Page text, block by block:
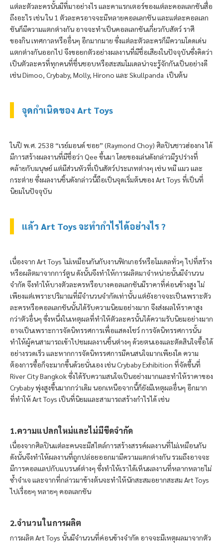
แต่ละตัวละครนั้นมีที่มาอย่างไร และคาแรกเตอร์ของแต่ละคอลเลกชันสื่อ
ถึงอะไร เช่น ใน 1 ตัวละครอาจจะมีหลายคอลเลกชัน และแต่ละคอลเลก
ชันก็มีความแตกต่างกัน อาจจะทำเป็นคอลเลกชันเกี่ยวกับสัตว์ ราศี
ของกิน เทศกาลหรืออื่นๆ อีกมากมาย ซึ่งแต่ละตัวละครก็มีความโดดเด่น
แตกต่างกันออกไป จึงขอยกตัวอย่างผลงานที่มีชื่อเสียงในปัจจุบันซึ่งคิดว่า
เป็นตัวละครที่ทุกคนที่ชื่นชอบหรือสะสมโมเดลน่าจะรู้จักกันเป็นอย่างดี
เช่น Dimoo, Crybaby, Molly, Hirono และ Skullpanda เป็นต้น
จุดกำเนิดของ Art Toys
ในปี พ.ศ. 2538 “เรย์มอนด์ ชอย” (Raymond Choy) ศิลปินชาวฮ่องกง ได้
มีการสร้างผลงานที่มีชื่อว่า Qee ขึ้นมา โดยของเล่นดังกล่าวมีรูปร่างที่
คล้ายกับมนุษย์ แต่มีส่วนหัวที่เป็นสัตว์ประเภทต่างๆ เช่น หมี แมว และ
กระต่าย ซึ่งผลงานชิ้นดังกล่าวนี้ถือเป็นจุดเริ่มต้นของ Art Toys ที่เป็นที่
นิยมในปัจจุบัน
แล้ว Art Toys จะทำกำไรได้อย่างไร ?
เนื่องจาก Art Toys ไม่เหมือนกันกับงานฟิกเกอร์หรือโมเดลทั่วๆ ไปที่สร้าง
หรือผลิตมาจากการ์ตูน ดังนั้นจึงทำให้การผลิตมาจำหน่ายนั้นมีจำนวน
จำกัด จึงทำให้บางตัวละครหรือบางคอลเลกชันมีราคาที่ค่อนข้างสูง ไม่
เพียงแต่เพราะปริมาณที่มีจำนวนจำกัดเท่านั้น แต่ยังอาจจะเป็นเพราะตัว
ละครหรือคอลเลกชันนั้นได้รับความนิยมอย่างมาก จึงส่งผลให้ราคาสูง
กว่าตัวอื่นๆ ซึ่งหนึ่งในเหตุผลที่ทำให้ตัวละครนั้นได้ความรับนิยมอย่างมาก
อาจเป็นเพราะการจัดนิทรรศการเพื่อแสดงโชว์ การจัดนิทรรศการนั้น
ทำให้ผู้คนสามารถเข้าไปชมผลงานชิ้นต่างๆ ด้วยตนเองและตัดสินใจซื้อได้
อย่างรวดเร็ว และหากการจัดนิทรรศการมีคนสนใจมากเพียงใด ความ
ต้องการซื้อก็จะมากขึ้นด้วยนั่นเอง เช่น Crybaby Exhibition ที่จัดขึ้นที่
River City Bangkok ซึ่งได้รับความสนใจเป็นอย่างมากและทำให้ราคาของ
Crybaby พุ่งสูงขึ้นมากกว่าเดิม นอกเหนือจากนี้ก็ยังมีเหตุผลอื่นๆ อีกมาก
ที่ทำให้ Art Toys เป็นที่นิยมและสามารถสร้างกำไรได้ เช่น
1.ความแปลกใหม่และไม่มีขีดจำกัด
เนื่องจากศิลปินแต่ละคนจะมีสไตล์การสร้างสรรค์ผลงานที่ไม่เหมือนกัน
ดังนั้นจึงทำให้ผลงานที่ถูกปล่อยออกมามีความแตกต่างกัน รวมถึงอาจจะ
มีการคอลแลปกับแบรนด์ต่างๆ ซึ่งทำให้เราได้เห็นผลงานที่หลากหลายไม่
ซ้ำจำเจ และจากที่กล่าวมาข้างต้นจะทำให้นักสะสมอยากสะสม Art Toys
ไปเรื่อยๆ หลายๆ คอลเลกชัน
2.จำนวนในการผลิต
การผลิต Art Toys นั้นมีจำนวนที่ค่อนข้างจำกัด อาจจะมีเหตุผลมาจากตัว